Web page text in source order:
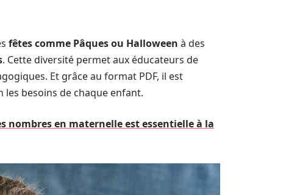
fêtes comme Pâques ou Halloween à des
. Cette diversité permet aux éducateurs de
Et grâce au format PDF, il est
les besoins de chaque enfant.
nombres en maternelle est essentielle à la